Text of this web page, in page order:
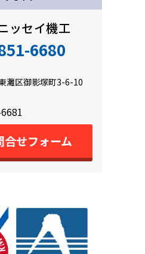
ッセイ機工
6680
灘区御影塚町3-6-10
合せフォーム